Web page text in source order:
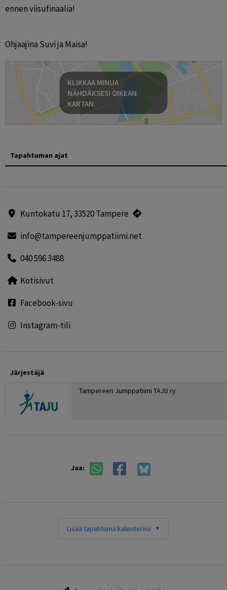
ennen viisufinaalia!
Ohjaajina Suvi ja Maisa!
KLIKKAA MINUA
NÄHDÄKSESI OIKEAN
KARTAN.
Tapahtuman ajat
Kuntokatu 17, 33520 Tampere
info@tampereenjumppatiimi.net
040 596 3488
Kotisivut
Facebook-sivu
Instagram-tili
Järjestäjä
Tampereen Jumppatiimi TAJU ry
Jaa:
Lisää tapahtuma kalenteriisi